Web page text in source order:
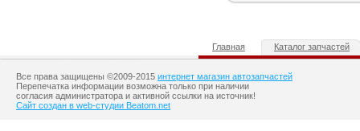
Главная Каталог запчастей
Все права защищены ©2009-2015 интернет магазин автозапчастей
Перепечатка информации возможна только при наличии
согласия администратора и активной ссылки на источник!
Сайт создан в web-студии Beatom.net